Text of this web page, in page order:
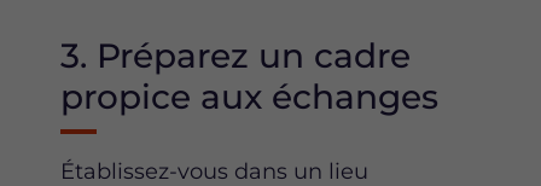
3. Préparez un cadre
propice aux échanges
Établissez-vous dans un lieu